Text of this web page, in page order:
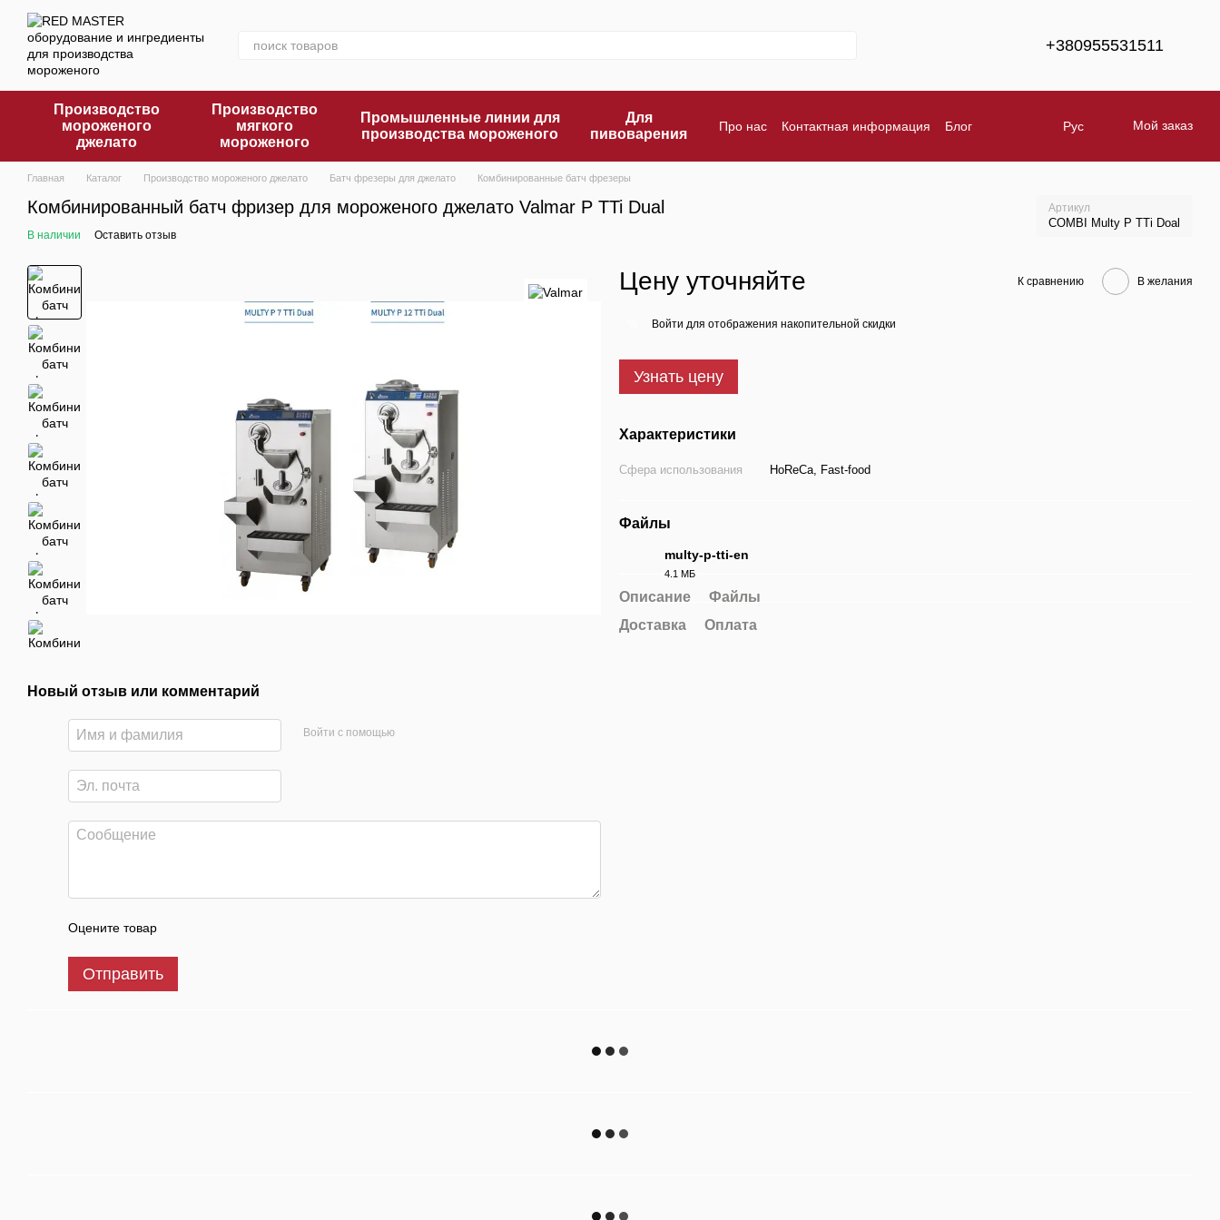
Перейти к основному контенту
+380955531511
Производство
мороженого
джелато
Производство
мягкого
мороженого
Промышленные линии для
производства мороженого
Для
пивоварения
Про нас Контактная информация
Блог
Рус Мой заказ
Главная Каталог Производство мороженого джелато Батч фрезеры для джелато Комбинированные батч фрезеры
Комбинированный батч фризер для мороженого джелато Valmar P TTi Dual Артикул
COMBI Multy P TTi Doal
В наличии Оставить отзыв
Новый отзыв или комментарий
Войти с помощью
Оцените товар
Отправить
Цену уточняйте К сравнению В желания
Войти для отображения накопительной скидки
Узнать цену
Характеристики
Сфера использования HoReCa, Fast-food
Файлы
multy-p-tti-en
4.1 МБ
Описание
Файлы
Доставка
Оплата